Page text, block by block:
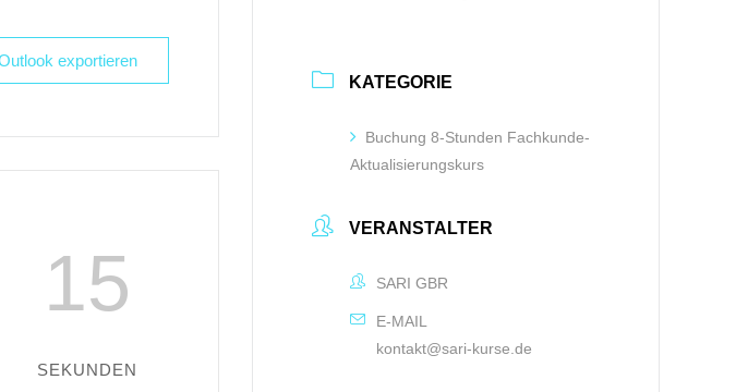
exportieren
14
SEKUNDEN
KATEGORIE
Buchung 8-Stunden Fachkunde-
Aktualisierungskurs
VERANSTALTER
SARI GBR
E-MAIL
kontakt@sari-kurse.de